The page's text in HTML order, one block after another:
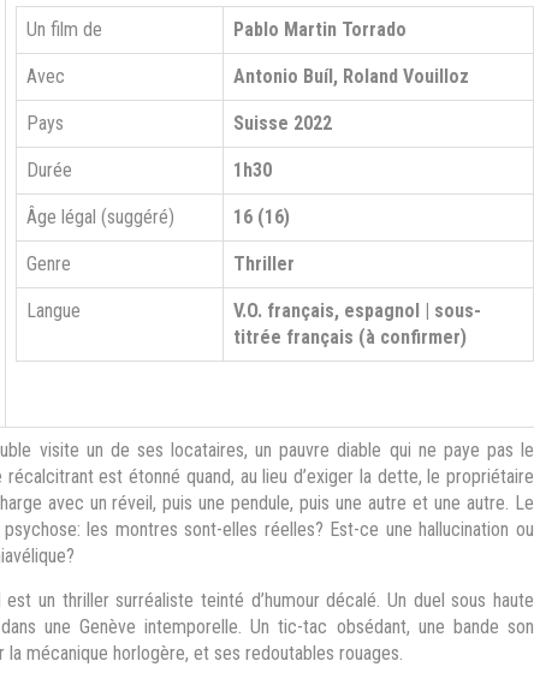
Un film de Pablo Martin Torrado
Avec Antonio Buíl, Roland Vouilloz
Pays Suisse 2022
Durée 1h30
Âge légal (suggéré) 16 (16)
Genre Thriller
Langue
V.O. français, espagnol | sous-
titrée français (à confirmer)
visite un de ses locataires, un pauvre diable qui ne paye pas le
est étonné quand, au lieu d’exiger la dette, le propriétaire
avec un réveil, puis une pendule, puis une autre et une autre. Le
les montres sont-elles réelles? Est-ce une hallucination ou
est un thriller surréaliste teinté d’humour décalé. Un duel sous haute
une Genève intemporelle. Un tic-tac obsédant, une bande son
mécanique horlogère, et ses redoutables rouages.